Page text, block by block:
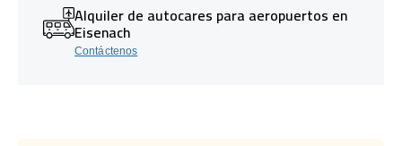
Alquiler de autocares para aeropuertos en
Eisenach
Contáctenos